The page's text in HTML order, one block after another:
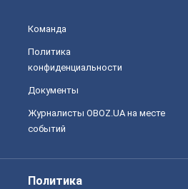
Команда
Политика
конфиденциальности
Документы
Журналисты OBOZ.UA на месте
событий
Политика